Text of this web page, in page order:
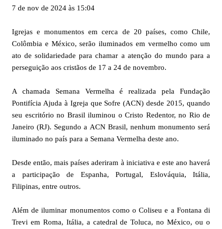
7 de nov de 2024 às 15:04
Igrejas e monumentos em cerca de 20 países, como Chile,
Colômbia e México, serão iluminados em vermelho como um
ato de solidariedade para chamar a atenção do mundo para a
perseguição aos cristãos de 17 a 24 de novembro.
A chamada Semana Vermelha é realizada pela Fundação
Pontifícia Ajuda à Igreja que Sofre (ACN) desde 2015, quando
seu escritório no Brasil iluminou o Cristo Redentor, no Rio de
Janeiro (RJ). Segundo a ACN Brasil, nenhum monumento será
iluminado no país para a Semana Vermelha deste ano.
Desde então, mais países aderiram à iniciativa e este ano haverá
a participação de Espanha, Portugal, Eslováquia, Itália,
Filipinas, entre outros.
Além de iluminar monumentos como o Coliseu e a Fontana di
Trevi em Roma, Itália, a catedral de Toluca, no México, ou o